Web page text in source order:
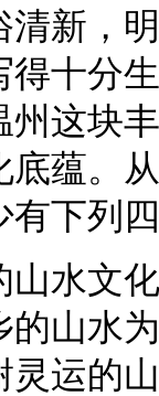
清新，
十分
这块
蕴。
有下列
水文化
的山水
灵运的